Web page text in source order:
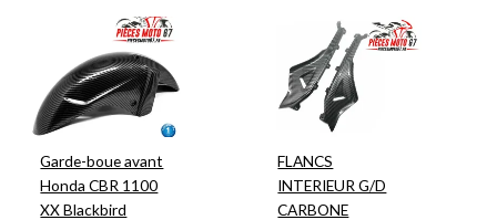
Garde-boue avant
Honda CBR 1100
XX Blackbird
FLANCS
INTERIEUR G/D
CARBONE